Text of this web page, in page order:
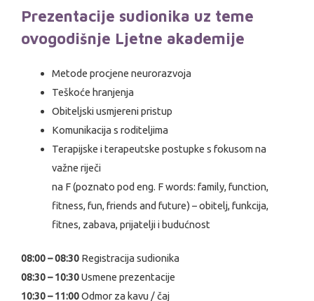
Prezentacije sudionika uz teme
ovogodišnje Ljetne akademije
Metode procjene neurorazvoja
Teškoće hranjenja
Obiteljski usmjereni pristup
Komunikacija s roditeljima
Terapijske i terapeutske postupke s fokusom na
važne riječi
na F (poznato pod eng. F words: family, function,
fitness, fun, friends and future) – obitelj, funkcija,
fitnes, zabava, prijatelji i budućnost
08:00 – 08:30 Registracija sudionika
08:30 – 10:30Usmene prezentacije
10:30 – 11:00Odmor za kavu / čaj